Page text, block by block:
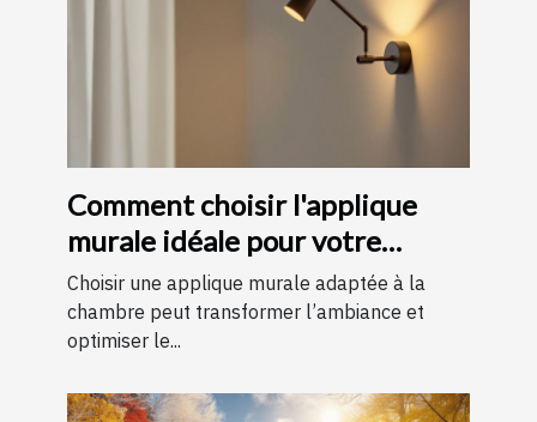
Comment choisir l'applique
murale idéale pour votre
chambre
Choisir une applique murale adaptée à la
chambre peut transformer l’ambiance et
optimiser le...